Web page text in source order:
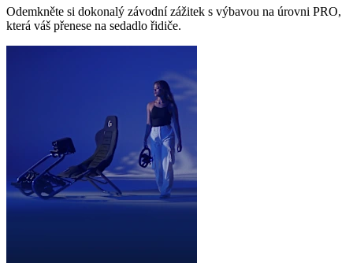
Odemkněte si dokonalý závodní zážitek s výbavou na úrovni PRO,
která váš přenese na sedadlo řidiče.